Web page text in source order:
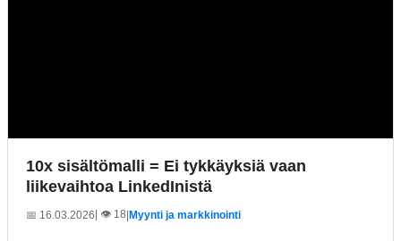
10x sisältömalli = Ei tykkäyksiä vaan
liikevaihtoa LinkedInistä
📅 16.03.2026| 👁️ 18 Myynti ja markkinointi